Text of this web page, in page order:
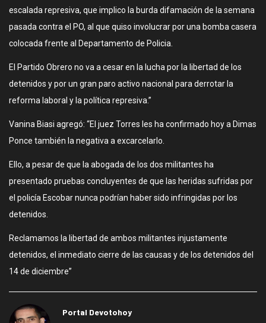
escalada represiva, que implico la burda difamación de la semana
pasada contra el PO, al que quiso involucrar por una bomba casera
colocada frente al Departamento de Policia.
El Partido Obrero no va a cesar en la lucha por la libertad de los
detenidos y por un gran paro activo nacional para derrotar la
reforma laboral y la política represiva.”
Vanina Biasi agregó: “El juez Torres les ha confirmado hoy a Dimas
Ponce también la negativa a excarcelarlo.
Ello, a pesar de que la abogada de los dos militantes ha
presentado pruebas concluyentes de que las heridas sufridas por
el policía Escobar nunca podrían haber sido infringidas por los
detenidos.
Reclamamos la libertad de ambos militantes injustamente
detenidos, el inmediato cierre de las causas y de los detenidos del
14 de diciembre”
Portal Devotohoy